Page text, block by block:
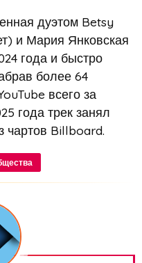
дуэтом Betsy
и Мария Янковская
года и быстро
более 64
всего за
года трек занял
чартов Billboard.